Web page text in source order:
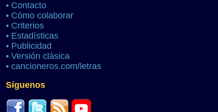
• Contacto
• Cómo colaborar
• Criterios
• Estadísticas
• Publicidad
• Versión clásica
• cancioneros.com/letras
Síguenos